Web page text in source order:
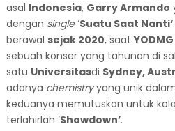
asal Indonesia, Garry Armando
dengan single‘Suatu Saat Nanti’
berawal sejak 2020, saatYODMG
sebuah konser yang tahunan di
satu Universitasdi Sydney,
adanya chemistryyang unik
keduanya memutuskan untuk
terlahirlah ‘Showdown’.